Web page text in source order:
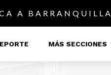
A BARRANQUILLA
MÁS SECCIONES